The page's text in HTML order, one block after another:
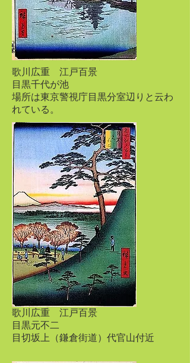
歌川広重 江戸百景
目黒千代が池
場所は東京警視庁目黒分室辺りと云わ
れている。
歌川広重 江戸百景
目黒元不二
目切坂上（鎌倉街道）代官山付近